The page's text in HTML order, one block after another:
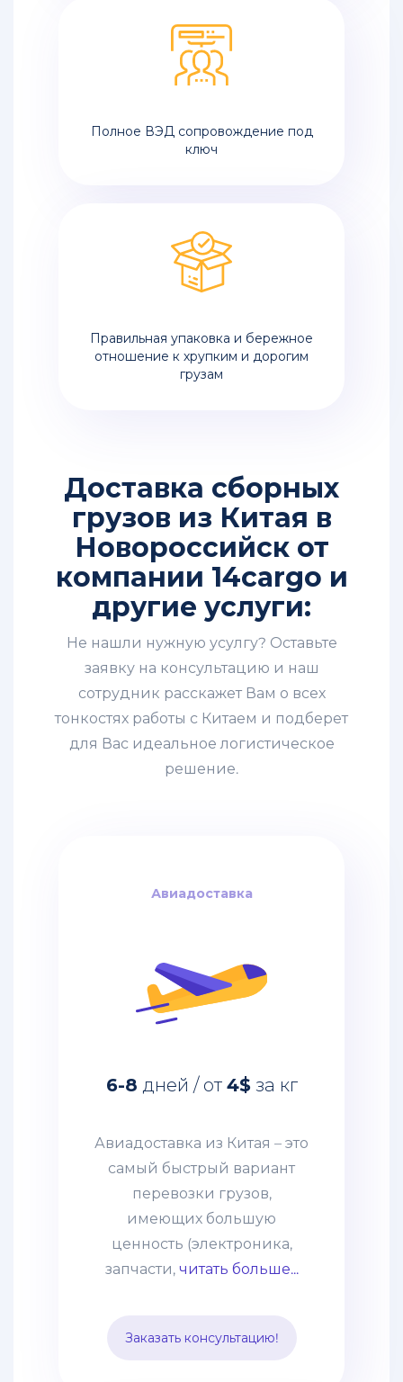
Полное ВЭД сопровождение под
ключ
Правильная упаковка и бережное
отношение к хрупким и дорогим
грузам
Доставка сборных
грузов из Китая в
Новороссийск от
компании 14cargo и
другие услуги:
Не нашли нужную усулгу? Оставьте
заявку на консультацию и наш
сотрудник расскажет Вам о всех
тонкостях работы с Китаем и подберет
для Вас идеальное логистическое
решение.
Авиадоставка
6-8 дней / от 4$за кг
Авиадоставка из Китая – это
самый быстрый вариант
перевозки грузов,
имеющих большую
ценность (электроника,
запчасти, читать больше...
Заказать консультацию!
Авиадоставка
Авиадоставка из Китая – это
самый быстрый вариант
ценность (электроника,
оборудование и т. п.)
грузов. Этот способ
выбирают компании со
взвешенным подходом к
наполнению склада и те,
кому нужно получить
Цена устанавливается,